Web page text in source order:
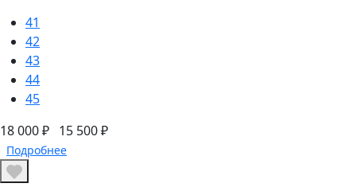
41
42
43
44
45
18 000 ₽ 15 500 ₽
Подробнее